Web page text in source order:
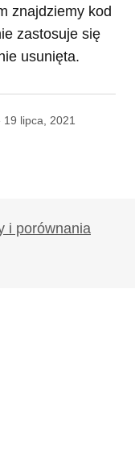
znajdziemy kod
zastosuje się
usunięta.
19 lipca, 2021